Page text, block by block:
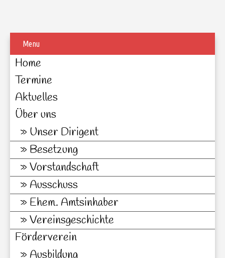
Menu
Home
Termine
Aktuelles
Über uns
Unser Dirigent
Besetzung
Vorstandschaft
Ausschuss
Ehem. Amtsinhaber
Vereinsgeschichte
Förderverein
Ausbildung